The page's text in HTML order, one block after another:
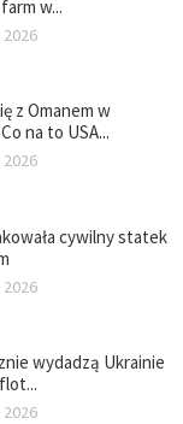
w...
z Omanem w
na to USA...
cywilny statek
wydadzą Ukrainie